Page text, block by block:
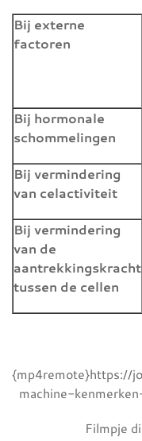
Bij externe
factoren
Bij hormonale
schommelingen
Bij vermindering
van celactiviteit
Bij vermindering
van de
aantrekkingskracht
tussen de cellen
{mp4remote}https://
machine-
Filmpje